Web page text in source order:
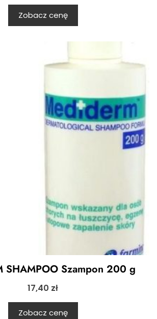
Zobacz cenę
SHAMPOO Szampon 200 g
17,40 zł
Zobacz cenę